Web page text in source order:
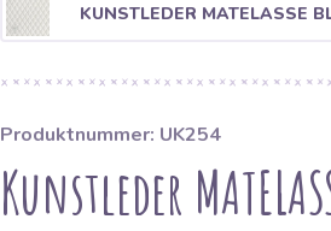
KUNSTLEDER MATELASSE
Produktnummer: UK254
Kunstleder